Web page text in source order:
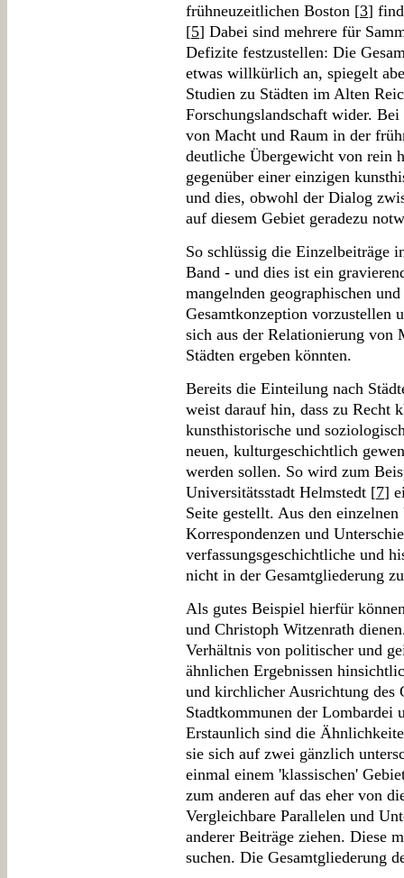
frühneuzeitlichen Boston [3]
[5] Dabei sind mehrere für
Defizite festzustellen: Die
etwas willkürlich an, spiegelt
Studien zu Städten im Alten
Forschungslandschaft wider.
von Macht und Raum in der
deutliche Übergewicht von rein
gegenüber einer einzigen
und dies, obwohl der Dialog
auf diesem Gebiet geradezu
So schlüssig die Einzelbeiträge
Band - und dies ist ein
mangelnden geographischen
Gesamtkonzeption vorzustellen
sich aus der Relationierung von
Städten ergeben könnten.
Bereits die Einteilung nach
weist darauf hin, dass zu Recht
kunsthistorische und
neuen, kulturgeschichtlich
werden sollen. So wird zum
Universitätsstadt Helmstedt [7]
Seite gestellt. Aus den
Korrespondenzen und
verfassungsgeschichtliche und
nicht in der Gesamtgliederung
Als gutes Beispiel hierfür
und Christoph Witzenrath
Verhältnis von politischer und
ähnlichen Ergebnissen
und kirchlicher Ausrichtung des
Stadtkommunen der
Erstaunlich sind die
sie sich auf zwei gänzlich
einmal einem 'klassischen'
zum anderen auf das eher von
Vergleichbare Parallelen und
anderer Beiträge ziehen. Diese
suchen. Die Gesamtgliederung